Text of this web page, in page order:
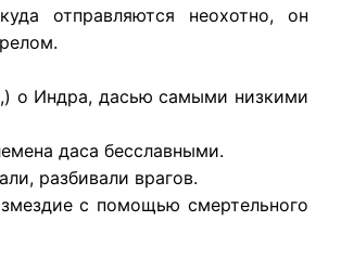
отправляются неохотно, он
о Индра, дасью самыми низкими
даса бесславными.
разбивали врагов.
с помощью смертельного